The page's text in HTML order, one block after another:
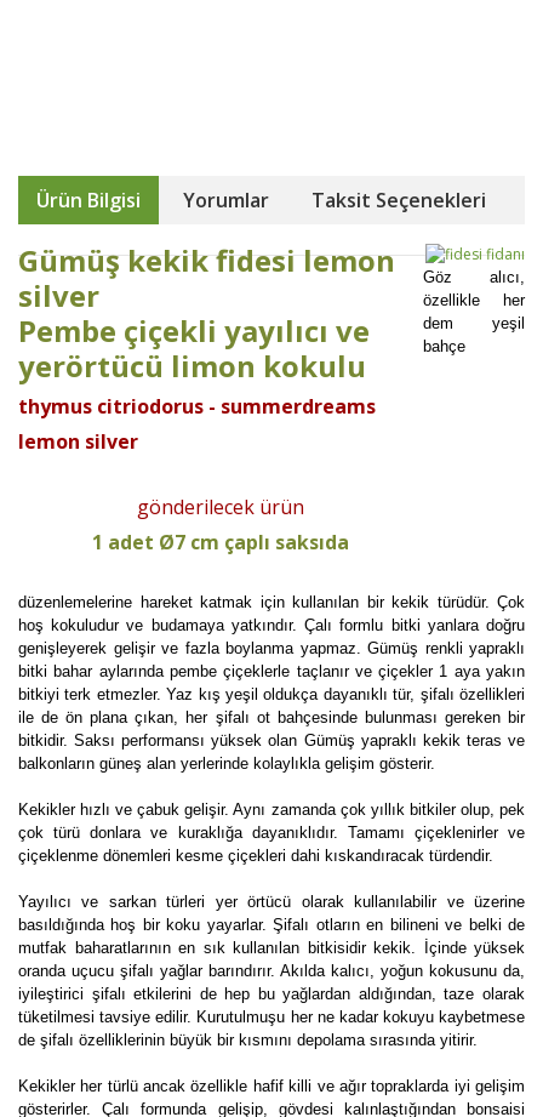
Ürün Bilgisi Yorumlar Taksit Seçenekleri
Gümüş kekik fidesi lemon
silver
Pembe çiçekli yayılıcı ve
yerörtücü limon kokulu
thymus citriodorus - summerdreams
lemon silver
gönderilecek ürün
1 adet Ø7 cm çaplı saksıda
Göz alıcı,
özellikle her
dem yeşil
bahçe
düzenlemelerine hareket katmak için kullanılan bir kekik türüdür. Çok
hoş kokuludur ve budamaya yatkındır. Çalı formlu bitki yanlara doğru
genişleyerek gelişir ve fazla boylanma yapmaz. Gümüş renkli yapraklı
bitki bahar aylarında pembe çiçeklerle taçlanır ve çiçekler 1 aya yakın
bitkiyi terk etmezler. Yaz kış yeşil oldukça dayanıklı tür, şifalı özellikleri
ile de ön plana çıkan, her şifalı ot bahçesinde bulunması gereken bir
bitkidir. Saksı performansı yüksek olan Gümüş yapraklı kekik teras ve
balkonların güneş alan yerlerinde kolaylıkla gelişim gösterir.
Kekikler hızlı ve çabuk gelişir. Aynı zamanda çok yıllık bitkiler olup, pek
çok türü donlara ve kuraklığa dayanıklıdır. Tamamı çiçeklenirler ve
çiçeklenme dönemleri kesme çiçekleri dahi kıskandıracak türdendir.
Yayılıcı ve sarkan türleri yer örtücü olarak kullanılabilir ve üzerine
basıldığında hoş bir koku yayarlar. Şifalı otların en bilineni ve belki de
mutfak baharatlarının en sık kullanılan bitkisidir kekik. İçinde yüksek
oranda uçucu şifalı yağlar barındırır. Akılda kalıcı, yoğun kokusunu da,
iyileştirici şifalı etkilerini de hep bu yağlardan aldığından, taze olarak
tüketilmesi tavsiye edilir. Kurutulmuşu her ne kadar kokuyu kaybetmese
de şifalı özelliklerinin büyük bir kısmını depolama sırasında yitirir.
Kekikler her türlü ancak özellikle hafif killi ve ağır topraklarda iyi gelişim
gösterirler. Çalı formunda gelişip, gövdesi kalınlaştığından bonsaisi